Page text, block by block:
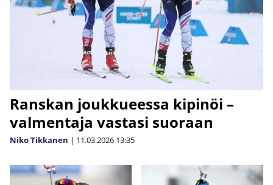
Ranskan joukkueessa kipinöi –
valmentaja vastasi suoraan
Niko Tikkanen | 11.03.2026 13:35